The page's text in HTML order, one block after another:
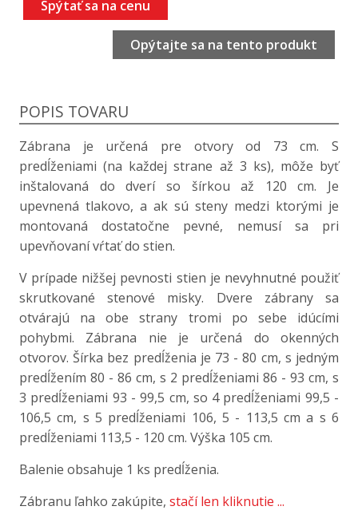
Spýtať sa na cenu
Opýtajte sa na tento produkt
POPIS TOVARU
Zábrana je určená pre otvory od 73 cm. S
predĺženiami (na každej strane až 3 ks), môže byť
inštalovaná do dverí so šírkou až 120 cm. Je
upevnená tlakovo, a ak sú steny medzi ktorými je
montovaná dostatočne pevné, nemusí sa pri
upevňovaní vŕtať do stien.
V prípade nižšej pevnosti stien je nevyhnutné použiť
skrutkované stenové misky. Dvere zábrany sa
otvárajú na obe strany tromi po sebe idúcími
pohybmi. Zábrana nie je určená do okenných
otvorov. Šírka bez predĺženia je 73 - 80 cm, s jedným
predĺžením 80 - 86 cm, s 2 predĺženiami 86 - 93 cm, s
3 predĺženiami 93 - 99,5 cm, so 4 predĺženiami 99,5 -
106,5 cm, s 5 predĺženiami 106, 5 - 113,5 cm a s 6
predĺženiami 113,5 - 120 cm. Výška 105 cm.
Balenie obsahuje 1 ks predĺženia.
Zábranu ľahko zakúpite, stačí len kliknutie ...